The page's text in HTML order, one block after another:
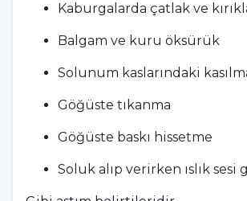
Kaburgalarda çatlak ve
Balgam ve kuru öksürük
Solunum kaslarındaki
Göğüste tıkanma
Göğüste baskı hissetme
Soluk alıp verirken ıslık sesi